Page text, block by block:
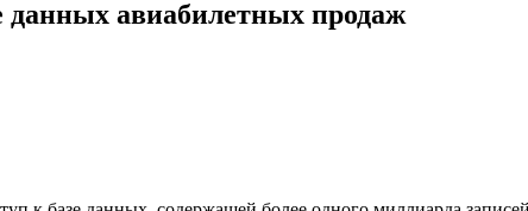
данных авиабилетных продаж